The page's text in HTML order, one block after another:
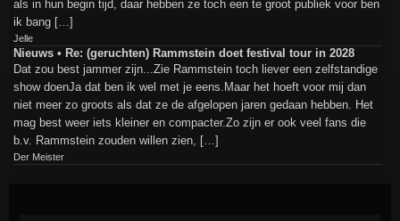
als in hun begin tijd, daar hebben ze toch een te groot publiek voor ben
ik bang […]
Jelle
Nieuws • Re: (geruchten) Rammstein doet festival tour in 2028
Dat zou best jammer zijn...Zie Rammstein toch liever een zelfstandige
show doenJa dat ben ik wel met je eens.Maar het hoeft voor mij dan
niet meer zo groots als dat ze de afgelopen jaren gedaan hebben. Het
mag best weer iets kleiner en compacter.Zo zijn er ook veel fans die
b.v. Rammstein zouden willen zien, […]
Der Meister